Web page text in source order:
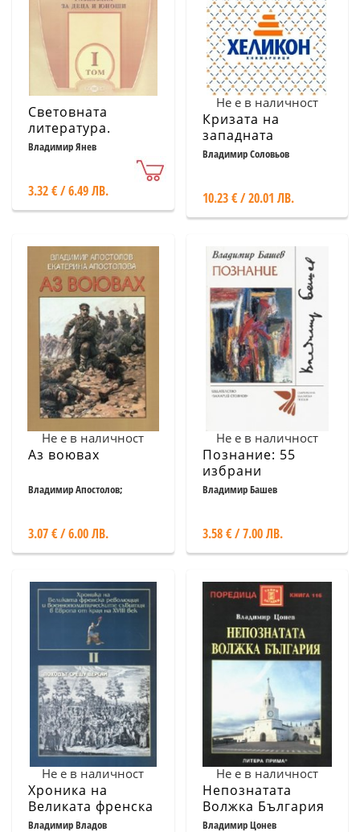
Световната
литература.
Разказана за деца
Владимир Янев
3.32 € / 6.49 ЛВ.
Не е в наличност
Кризата на
западната
философия Т.1 от
Владимир Соловьов
10.23 € / 20.01 ЛВ.
Не е в наличност
Аз воювах
Владимир Апостолов;
3.07 € / 6.00 ЛВ.
Не е в наличност
Познание: 55
избрани
стихотворения /
Владимир Башев
3.58 € / 7.00 ЛВ.
Не е в наличност
Хроника на
Великата френска
революция Ч.II:
Владимир Владов
Не е в наличност
Непознатата
Волжка България
Владимир Цонев